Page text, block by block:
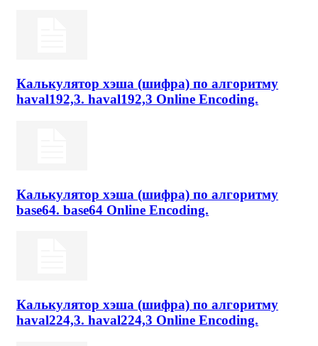
Калькулятор хэша (шифра) по алгоритму
haval192,3. haval192,3 Online Encoding.
Калькулятор хэша (шифра) по алгоритму
base64. base64 Online Encoding.
Калькулятор хэша (шифра) по алгоритму
haval224,3. haval224,3 Online Encoding.